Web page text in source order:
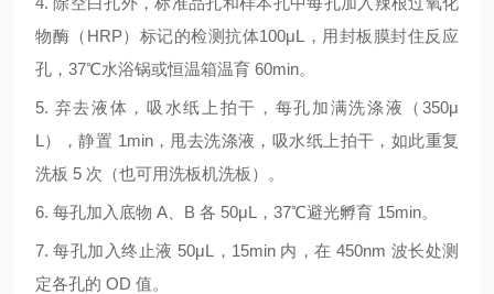
物酶（ HRP）标记的检测抗体100μL
，用封板膜封住反应
孔， 37℃水浴锅或恒温箱温育 60min。
5. 弃去液体，吸水纸上拍干，每孔加满洗涤液（350μ
L ），静置 1min，甩去洗涤液，吸水纸上拍干，如此重复
洗板 5 次（也可用洗板机洗板）。
6. 每孔加入底物 A B 各 50μL ， 37℃避光孵育 15min。
7.每孔加入终止液 50μL ， 15min 内，在 450nm 波长处测
定各孔的 OD 值。